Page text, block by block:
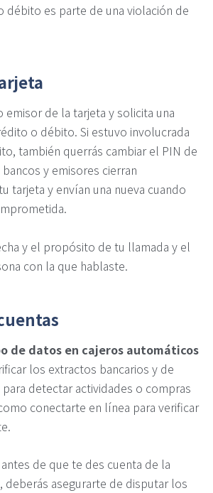
débito es parte de una violación de
emisor de la tarjeta y solicita una
o débito. Si estuvo involucrada
también querrás cambiar el PIN de
y emisores cierran
tarjeta y envían una nueva cuando
y el propósito de tu llamada y el
con la que hablaste.
de datos en cajeros automáticos
los extractos bancarios y de
detectar actividades o compras
conectarte en línea para verificar
de que te des cuenta de la
deberás asegurarte de disputar los